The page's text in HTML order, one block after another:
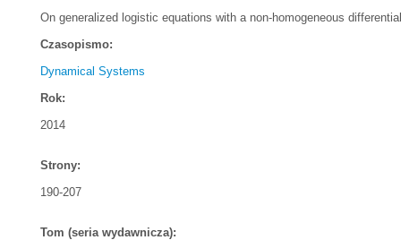
On generalized logistic equations with a non-homogeneous
Czasopismo:
Dynamical Systems
Rok:
2014
Strony:
190-207
Tom (seria wydawnicza):